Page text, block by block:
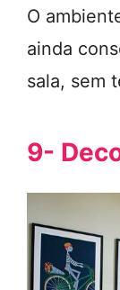
O
ainda
sala, sem
9-